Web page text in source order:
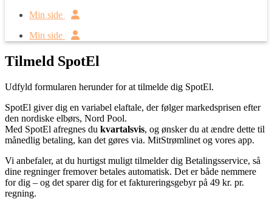
Min side
Min side
Tilmeld SpotEl
Udfyld formularen herunder for at tilmelde dig SpotEl.
SpotEl giver dig en variabel elaftale, der følger markedsprisen efter
den nordiske elbørs, Nord Pool.
Med SpotEl afregnes du kvartalsvis, og ønsker du at ændre dette til
månedlig betaling, kan det gøres via. MitStrømlinet og vores app.
Vi anbefaler, at du hurtigst muligt tilmelder dig Betalingsservice, så
dine regninger fremover betales automatisk. Det er både nemmere
for dig – og det sparer dig for et faktureringsgebyr på 49 kr. pr.
regning.